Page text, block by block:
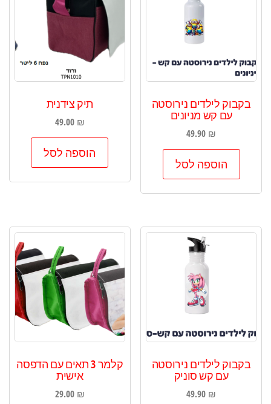
בקבוק לילדים נירוסטה
עם קש מניונים
49.90 ₪
הוספה לסל
תיק צידנית
49.00 ₪
הוספה לסל
בקבוק לילדים נירוסטה
עם קש סוניק
49.90 ₪
קלמר 3 תאים עם הדפסה
אישית
29.00 ₪